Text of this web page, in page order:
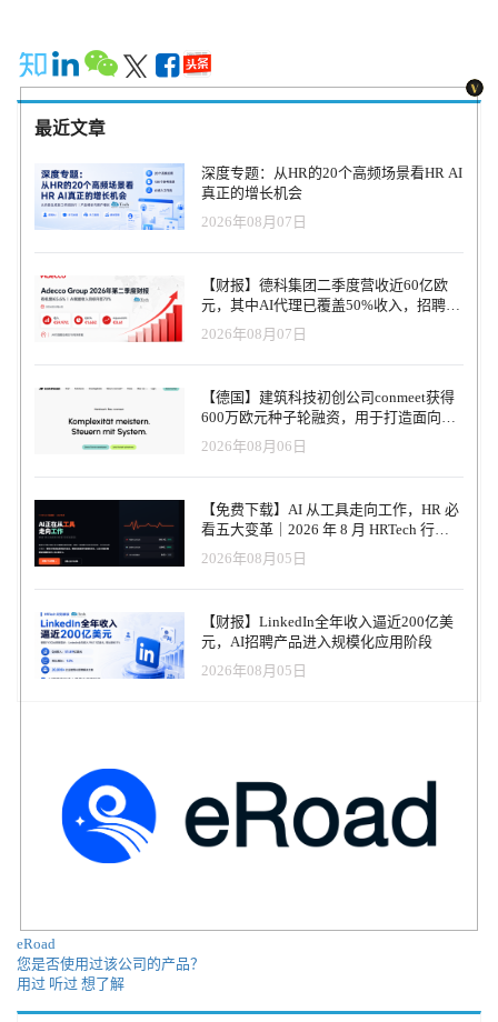
最近文章
深度专题：从HR的20个高频场景看HR AI
真正的增长机会
2026年08月07日
【财报】德科集团二季度营收近60亿欧
元，其中AI代理已覆盖50%收入，招聘服
务进入运营重构阶段
2026年08月07日
【德国】建筑科技初创公司conmeet获得
600万欧元种子轮融资，用于打造面向贸
易和建筑行业的AI操作系统
2026年08月06日
【免费下载】AI 从工具走向工作，HR 必
看五大变革｜2026 年 8 月 HRTech 行业
观察报告
2026年08月05日
【财报】LinkedIn全年收入逼近200亿美
元，AI招聘产品进入规模化应用阶段
2026年08月05日
eRoad
您是否使用过该公司的产品？
用过 听过 想了解